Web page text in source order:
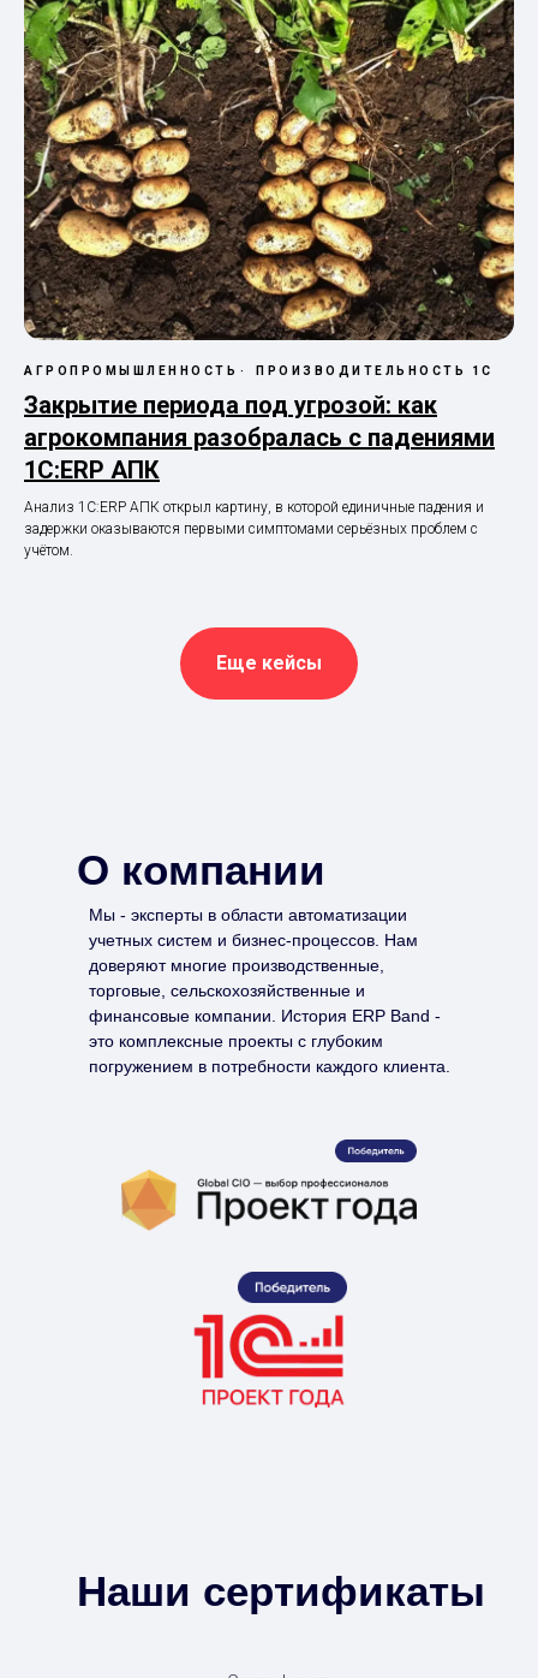
АГРОПРОМЫШЛЕННОСТЬ ПРОИЗВОДИТЕЛЬНОСТЬ 1С
Закрытие периода под угрозой: как
агрокомпания разобралась с падениями
1С:ERP АПК
Анализ 1С:ERP АПК открыл картину, в которой единичные падения и
задержки оказываются первыми симптомами серьёзных проблем с
учётом.
Еще кейсы
Мы - эксперты в области автоматизации
учетных систем и бизнес-процессов. Нам
доверяют многие производственные,
торговые, сельскохозяйственные и
финансовые компании. История ERP Band -
это комплексные проекты с глубоким
погружением в потребности каждого клиента.
О компании
Наши сертификаты